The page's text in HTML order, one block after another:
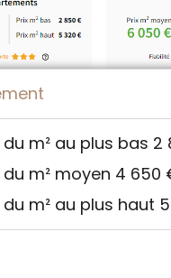
du m² au plus bas
du m² moyen 4 650
du m² au plus haut